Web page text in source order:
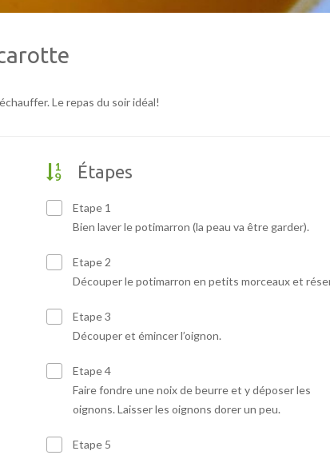
Le repas du soir idéal!
Étapes
Etape 1
Bien laver le potimarron (la peau va être garder).
Etape 2
Découper le potimarron en petits morceaux et
Etape 3
Découper et émincer l’oignon.
Etape 4
Faire fondre une noix de beurre et y déposer les
oignons. Laisser les oignons dorer un peu.
Etape 5